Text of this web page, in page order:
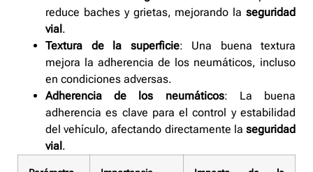
reduce baches y grietas, mejorando la seguridad
vial .
Textura de la superficie: Una buena textura
mejora la adherencia de los neumáticos, incluso
en condiciones adversas.
Adherencia de los neumáticos: La buena
adherencia es clave para el control y estabilidad
del vehículo, afectando directamente la seguridad
vial .